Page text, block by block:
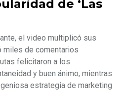
de ‘Las
el video multiplicó sus
miles de comentarios
felicitaron a los
y buen ánimo, mientras
estrategia de marketing